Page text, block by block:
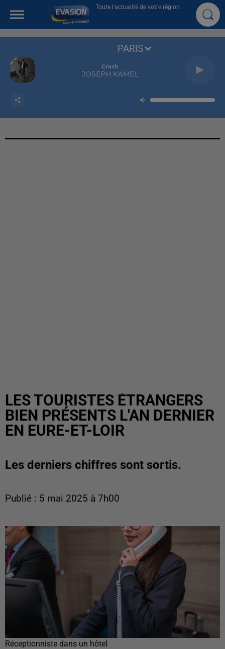
Toute l'actualité de votre région
Crash
JOSEPH KAMEL
PARIS
LES TOURISTES ÉTRANGERS
BIEN PRÉSENTS L'AN DERNIER
EN EURE-ET-LOIR
Les derniers chiffres sont sortis.
Publié : 5 mai 2025 à 7h00
Réceptionniste dans un hôtel